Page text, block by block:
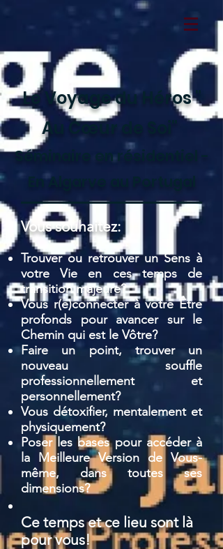
Le Voyage du Héros "
Au Cœur de Soi"
Séminaire en résidentiel -
En Algarve au Portugal
Vous souhaitez:
Trouver ou retrouver un Sens à
votre Vie en ces temps de
transition majeure?
Vous r(e)connecter à votre Être
profonds pour avancer sur le
Chemin qui est le Vôtre?
Faire un point, trouver un
nouveau souffle
professionnellement et
personnellement?
Vous détoxifier, mentalement et
physiquement?
Poser les bases pour accéder à
la Meilleure Version de Vous-
même, dans toutes ses
dimensions?
Ce temps et ce lieu sont là
pour vous!